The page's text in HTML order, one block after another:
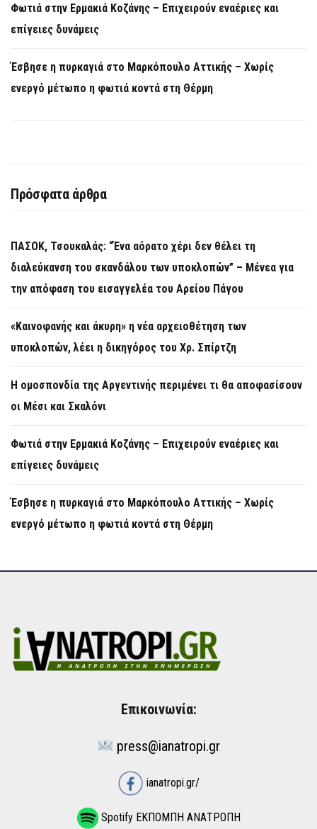
Φωτιά στην Ερμακιά Κοζάνης – Επιχειρούν εναέριες και
επίγειες δυνάμεις
Έσβησε η πυρκαγιά στο Μαρκόπουλο Αττικής – Χωρίς
ενεργό μέτωπο η φωτιά κοντά στη Θέρμη
Πρόσφατα άρθρα
ΠΑΣΟΚ, Τσουκαλάς: “Ένα αόρατο χέρι δεν θέλει τη
διαλεύκανση του σκανδάλου των υποκλοπών” – Μένεα για
την απόφαση του εισαγγελέα του Αρείου Πάγου
«Καινοφανής και άκυρη» η νέα αρχειοθέτηση των
υποκλοπών, λέει η δικηγόρος του Χρ. Σπίρτζη
Η ομοσπονδία της Αργεντινής περιμένει τι θα αποφασίσουν
οι Μέσι και Σκαλόνι
Φωτιά στην Ερμακιά Κοζάνης – Επιχειρούν εναέριες και
επίγειες δυνάμεις
Έσβησε η πυρκαγιά στο Μαρκόπουλο Αττικής – Χωρίς
ενεργό μέτωπο η φωτιά κοντά στη Θέρμη
Επικοινωνία:
press@ianatropi.gr
ianatropi.gr/
Spotify ΕΚΠΟΜΠΗ ΑΝΑΤΡΟΠΗ